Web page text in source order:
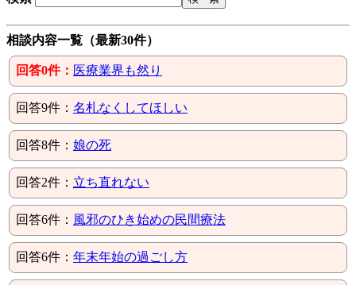
相談内容一覧（最新30件）
回答0件： 医療業界も然り
回答9件： 名札なくしてほしい
回答8件： 娘の死
回答2件： 立ち直れない
回答6件： 風邪のひき始めの民間療法
回答6件： 年末年始の過ごし方